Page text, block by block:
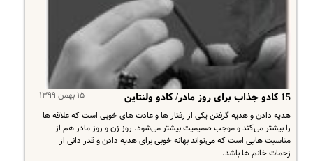
۱۵ بهمن ۱۳۹۹ 15 کادو جذاب برای روز مادر/ کادو ولنتاین
هدیه دادن و هدیه گرفتن یکی از رفتار ها و عادت های خوبی است که علاقه ها
را بیشتر می‌کند و موجب صمیمیت بیشتر می‌شود. روز زن و روز مادر هم از
مناسبت هایی است که می‌تواند بهانه خوبی برای هدیه دادن و قدر دانی از
زحمات خانم ها باشد.